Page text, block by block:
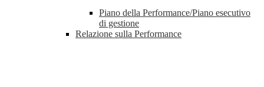
Piano della Performance/Piano esecutivo
di gestione
Relazione sulla Performance